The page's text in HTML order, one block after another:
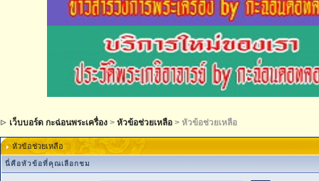
เว็บบอร์ด กะฉ่อนพระเครื่อง > หัวข้อช่วยเหลือ > หัวข้อช่วยเหลือ
หัวข้อช่วยเหลือ
นี่คือหัวข้อที่คุณเลือกชม